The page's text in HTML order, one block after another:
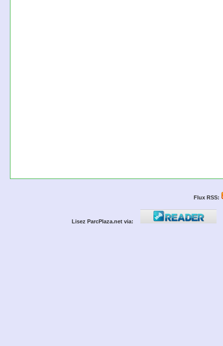
Flux RSS:
Lisez ParcPlaza.net via: